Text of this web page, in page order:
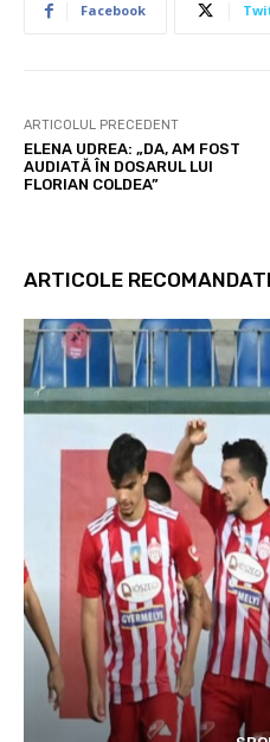
Facebook
ARTICOLUL PRECEDENT
ELENA UDREA: „DA, AM FOST
AUDIATĂ ÎN DOSARUL LUI
FLORIAN COLDEA”
ARTICOLE